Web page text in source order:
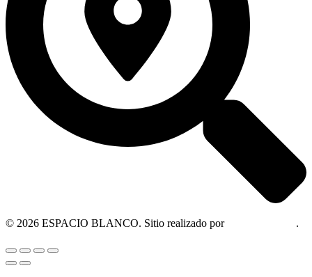
© 2026 ESPACIO BLANCO. Sitio realizado por .